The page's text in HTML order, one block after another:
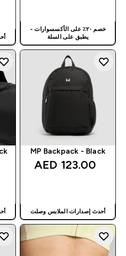
خصم ٢٠٪ على الأكسسوارات -
يطبق على السلة
MP Backpack - Black
123.00 AED‎
أحدث إصدارات الملابس وصلت